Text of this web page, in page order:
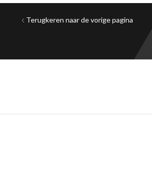
Terugkeren naar de vorige pagina